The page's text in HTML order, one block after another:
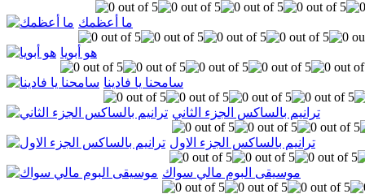
ما أعظمك
هو أبويا
سامحنا يا فادينا
ترانيم بالساكس الجزء الثاني
ترانيم بالساكس الجزء الاول
موسيقى البوم مالي سواك